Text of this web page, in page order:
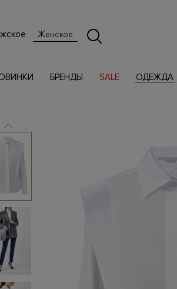
Женское
БРЕНДЫ SALE ОДЕЖДА